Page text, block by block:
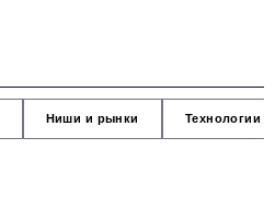
Ниши и рынки Технологии